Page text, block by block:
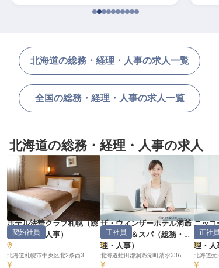
北海道の総務・経理・人事の求人一覧
全国の総務・経理・人事の求人一覧
北海道の総務・経理・人事の求人
ホテル法華クラブ札幌（総
務・経理・人事）
契約社員
北海道札幌市中央区北2条西3
ザ・ウィンザーホテル洞爺
リゾート＆スパ（総務・経
理・人事）
正社員
北海道虻田郡洞爺湖町清水336
ニッコ
理・人
正社員